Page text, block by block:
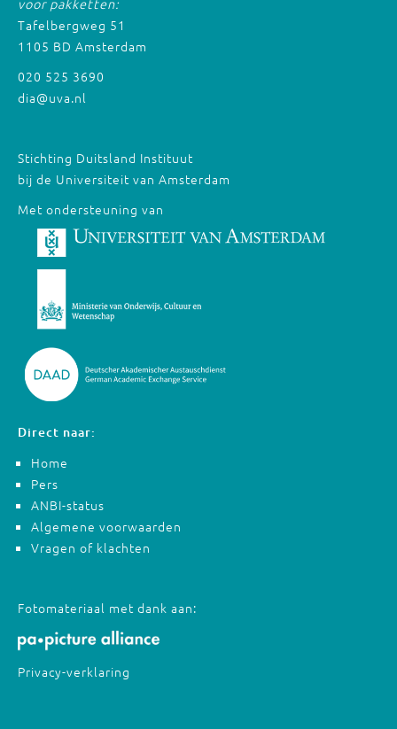
voor pakketten:
Tafelbergweg 51
1105 BD Amsterdam
020 525 3690
dia@uva.nl
Stichting Duitsland Instituut
bij de Universiteit van Amsterdam
Met ondersteuning van
Direct naar:
Home
Pers
ANBI-status
Algemene voorwaarden
Vragen of klachten
Fotomateriaal met dank aan:
Privacy-verklaring